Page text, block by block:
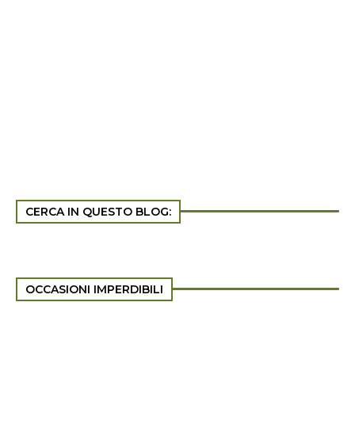
CERCA IN QUESTO BLOG:
OCCASIONI IMPERDIBILI